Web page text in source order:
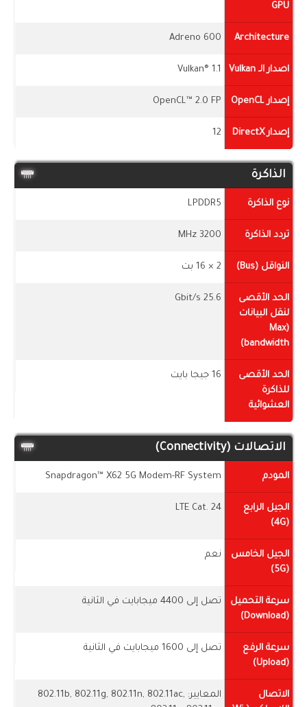
GPU
Architecture
Adreno 600
اصدار الـ Vulkan Vulkan® 1.1
إصدار OpenCL OpenCL™ 2.0 FP
إصدار DirectX 12
الذاكرة
نوع الذاكرة LPDDR5
تردد الذاكرة 3200 MHz
النواقل (Bus) 2 × 16 بت
الحد الأقصى
لنقل البيانات
(Max
bandwidth)
25.6 Gbit/s
الحد الأقصى
للذاكرة
العشوائية
16 جيجا بايت
الاتصالات (Connectivity)
المودم Snapdragon™ X62 5G Modem-RF System
الجيل الرابع
(4G)
LTE Cat. 24
الجيل الخامس
(5G)
نعم
سرعة التحميل
(Download)
تصل إلى 4400 ميجابايت في الثانية
سرعة الرفع
(Upload)
تصل إلى 1600 ميجابايت في الثانية
الاتصال
المعايير: 802.11b, 802.11g, 802.11n, 802.11ac,